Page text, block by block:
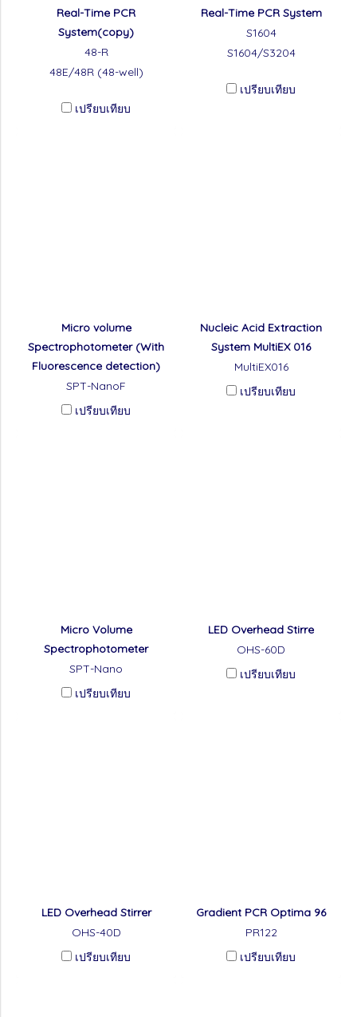
Real-Time PCR
System(copy)
48-R
48E/48R (48-well)
เปรียบเทียบ
Real-Time PCR System
S1604
S1604/S3204
เปรียบเทียบ
Micro volume
Spectrophotometer (With
Fluorescence detection)
SPT-NanoF
เปรียบเทียบ
Nucleic Acid Extraction
System MultiEX 016
MultiEX016
เปรียบเทียบ
Micro Volume
Spectrophotometer
SPT-Nano
เปรียบเทียบ
LED Overhead Stirre
OHS-60D
เปรียบเทียบ
LED Overhead Stirrer
OHS-40D
เปรียบเทียบ
Gradient PCR Optima 96
PR122
เปรียบเทียบ